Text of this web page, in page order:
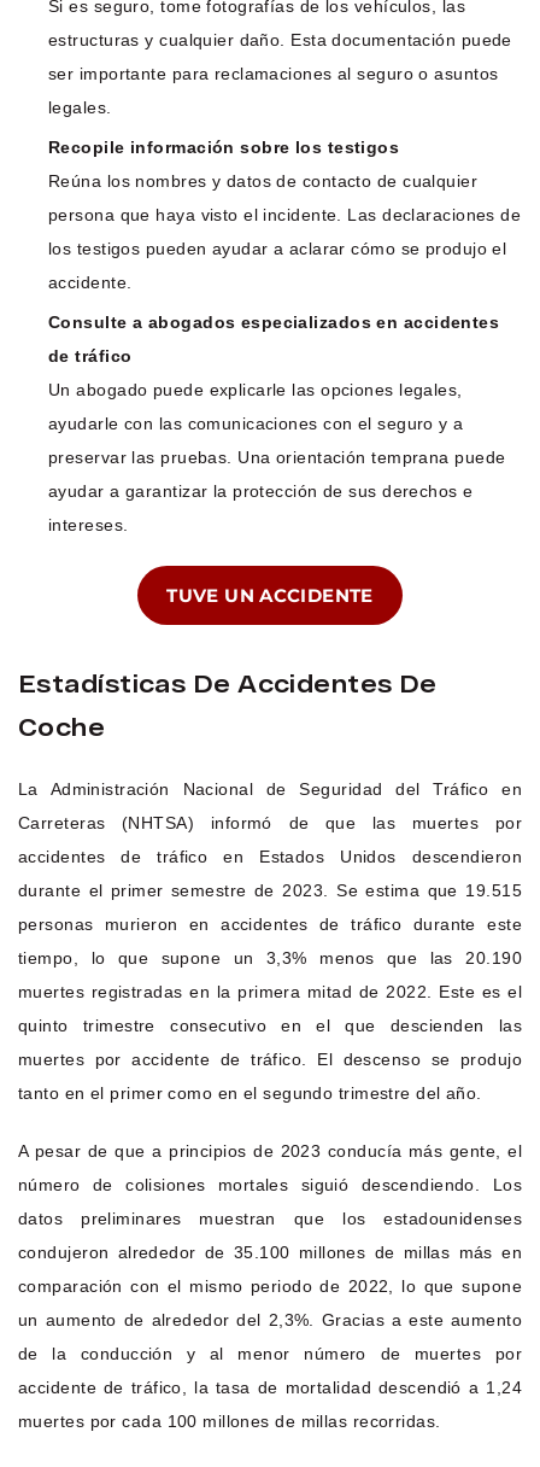
Si es seguro, tome fotografías de los vehículos, las
estructuras y cualquier daño. Esta documentación puede
ser importante para reclamaciones al seguro o asuntos
legales.
Recopile información sobre los testigos
Reúna los nombres y datos de contacto de cualquier
persona que haya visto el incidente. Las declaraciones de
los testigos pueden ayudar a aclarar cómo se produjo el
accidente.
Consulte a abogados especializados en accidentes
de tráfico
Un abogado puede explicarle las opciones legales,
ayudarle con las comunicaciones con el seguro y a
preservar las pruebas. Una orientación temprana puede
ayudar a garantizar la protección de sus derechos e
intereses.
TUVE UN ACCIDENTE
Estadísticas De Accidentes De
Coche
La Administración Nacional de Seguridad del Tráfico en
Carreteras (NHTSA) informó de que las muertes por
accidentes de tráfico en Estados Unidos descendieron
durante el primer semestre de 2023. Se estima que 19.515
personas murieron en accidentes de tráfico durante este
tiempo, lo que supone un 3,3% menos que las 20.190
muertes registradas en la primera mitad de 2022. Este es el
quinto trimestre consecutivo en el que descienden las
muertes por accidente de tráfico. El descenso se produjo
tanto en el primer como en el segundo trimestre del año.
A pesar de que a principios de 2023 conducía más gente, el
número de colisiones mortales siguió descendiendo. Los
datos preliminares muestran que los estadounidenses
condujeron alrededor de 35.100 millones de millas más en
comparación con el mismo periodo de 2022, lo que supone
un aumento de alrededor del 2,3%. Gracias a este aumento
de la conducción y al menor número de muertes por
accidente de tráfico, la tasa de mortalidad descendió a 1,24
muertes por cada 100 millones de millas recorridas.